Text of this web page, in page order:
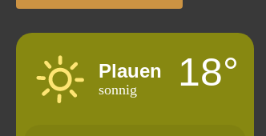
Plauen
sonnig 18°